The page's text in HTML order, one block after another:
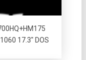
17.3″ DOS